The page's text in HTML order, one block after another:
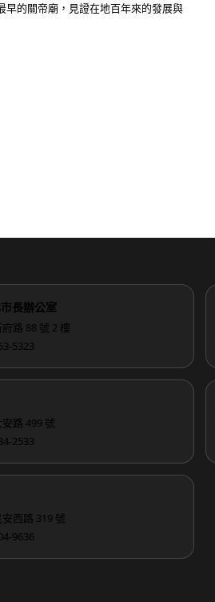
早的關帝廟，見證在地百年來的發展與
長辦公室
路 88 號 2 樓
5323
路 499 號
2533
西路 319 號
9636